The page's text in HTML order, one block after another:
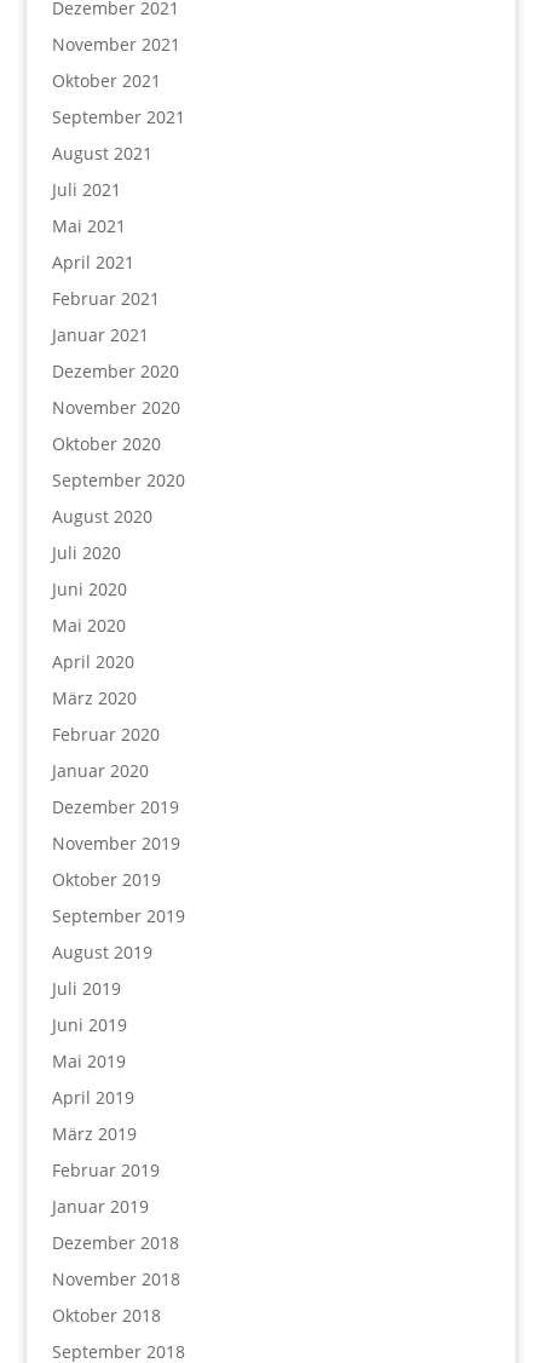
Dezember 2021
November 2021
Oktober 2021
September 2021
August 2021
Juli 2021
Mai 2021
April 2021
Februar 2021
Januar 2021
Dezember 2020
November 2020
Oktober 2020
September 2020
August 2020
Juli 2020
Juni 2020
Mai 2020
April 2020
März 2020
Februar 2020
Januar 2020
Dezember 2019
November 2019
Oktober 2019
September 2019
August 2019
Juli 2019
Juni 2019
Mai 2019
April 2019
März 2019
Februar 2019
Januar 2019
Dezember 2018
November 2018
Oktober 2018
September 2018